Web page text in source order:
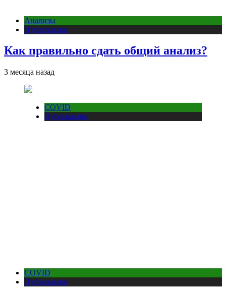
Анализы
Публикации
Как правильно сдать общий анализ?
3 месяца назад
COVID
Публикации
COVID
Публикации